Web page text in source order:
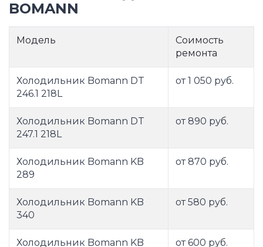
BOMANN
Модель
Соимость
ремонта
Холодильник Bomann DT
246.1 218L
от 1 050 руб.
Холодильник Bomann DT
247.1 218L
от 890 руб.
Холодильник Bomann KB
289
от 870 руб.
Холодильник Bomann KB
340
от 580 руб.
Холодильник Bomann KB
от 600 руб.